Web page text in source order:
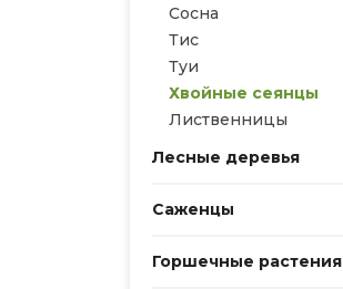
Сосна
Тис
Туи
Хвойные сеянцы
Лиственницы
Лесные деревья
Саженцы
Горшечные растения